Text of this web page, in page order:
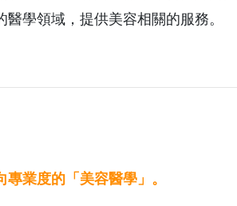
學領域，提供美容相關的服務。
業度的「美容醫學」。